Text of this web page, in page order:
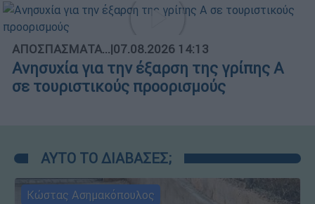
ΑΠΟΣΠΑΣΜΑΤΑ...|07.08.2026 14:13
Ανησυχία για την έξαρση της γρίπης Α
σε τουριστικούς προορισμούς
ΑΥΤΟ ΤΟ ΔΙΑΒΑΣΕΣ;
Κώστας Ασημακόπουλος